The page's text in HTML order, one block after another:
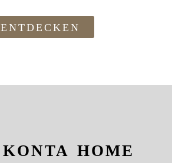
ENTDECKEN
HOME
KONTA